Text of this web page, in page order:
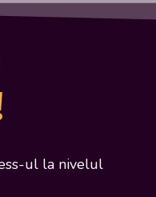
ul la nivelul